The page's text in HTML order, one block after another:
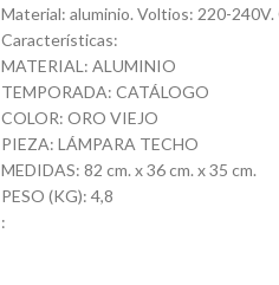
Material: aluminio. Voltios: 220-
Características:
MATERIAL: ALUMINIO
TEMPORADA: CATÁLOGO
COLOR: ORO VIEJO
PIEZA: LÁMPARA TECHO
MEDIDAS: 82 cm. x 36 cm. x 35 cm.
PESO (KG): 4,8
: